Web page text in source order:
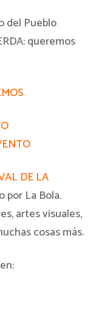
del Pueblo
queremos
DE LA
por La Bola.
artes visuales,
cosas más.